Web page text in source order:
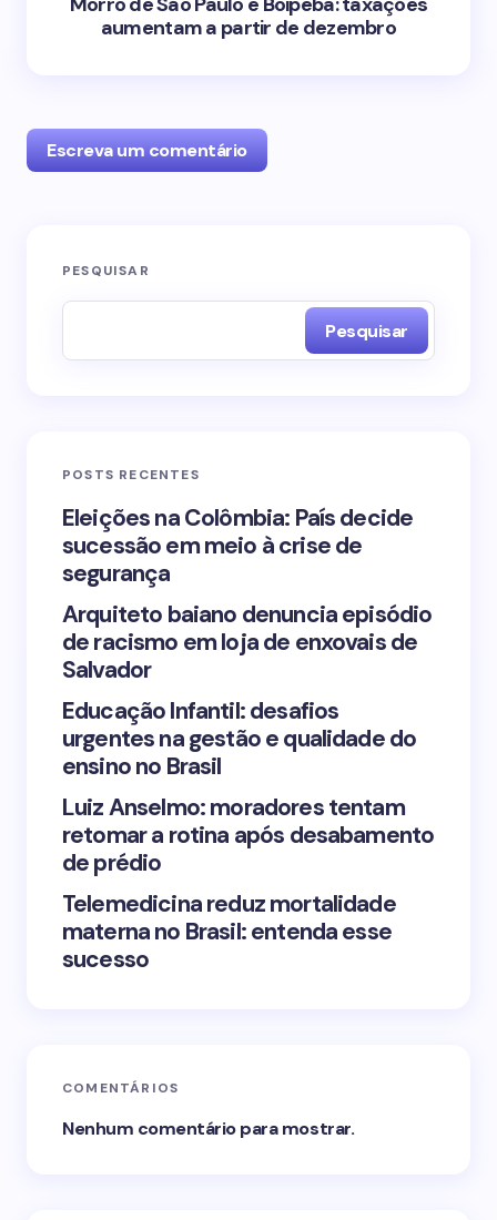
aumentam a partir de dezembro
Escreva um comentário
O seu endereço de e-mail não será publicado.
Your Comment *
Save my name and email in this browser for the
Submit Comment
PESQUISAR
Pesquisar
POSTS RECENTES
Eleições na Colômbia: País decide
sucessão em meio à crise de
segurança
Arquiteto baiano denuncia episódio
de racismo em loja de enxovais de
Salvador
Educação Infantil: desafios
urgentes na gestão e qualidade do
ensino no Brasil
Luiz Anselmo: moradores tentam
retomar a rotina após desabamento
de prédio
Telemedicina reduz mortalidade
materna no Brasil: entenda esse
sucesso
COMENTÁRIOS
Nenhum comentário para mostrar.